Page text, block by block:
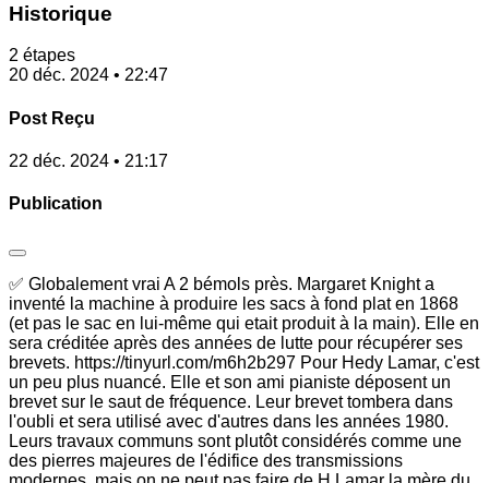
Historique
2 étapes
20 déc. 2024 • 22:47
Post Reçu
22 déc. 2024 • 21:17
Publication
✅ Globalement vrai A 2 bémols près. Margaret Knight a
inventé la machine à produire les sacs à fond plat en 1868
(et pas le sac en lui-même qui etait produit à la main). Elle en
sera créditée après des années de lutte pour récupérer ses
brevets. https://tinyurl.com/m6h2b297 Pour Hedy Lamar, c'est
un peu plus nuancé. Elle et son ami pianiste déposent un
brevet sur le saut de fréquence. Leur brevet tombera dans
l'oubli et sera utilisé avec d'autres dans les années 1980.
Leurs travaux communs sont plutôt considérés comme une
des pierres majeures de l'édifice des transmissions